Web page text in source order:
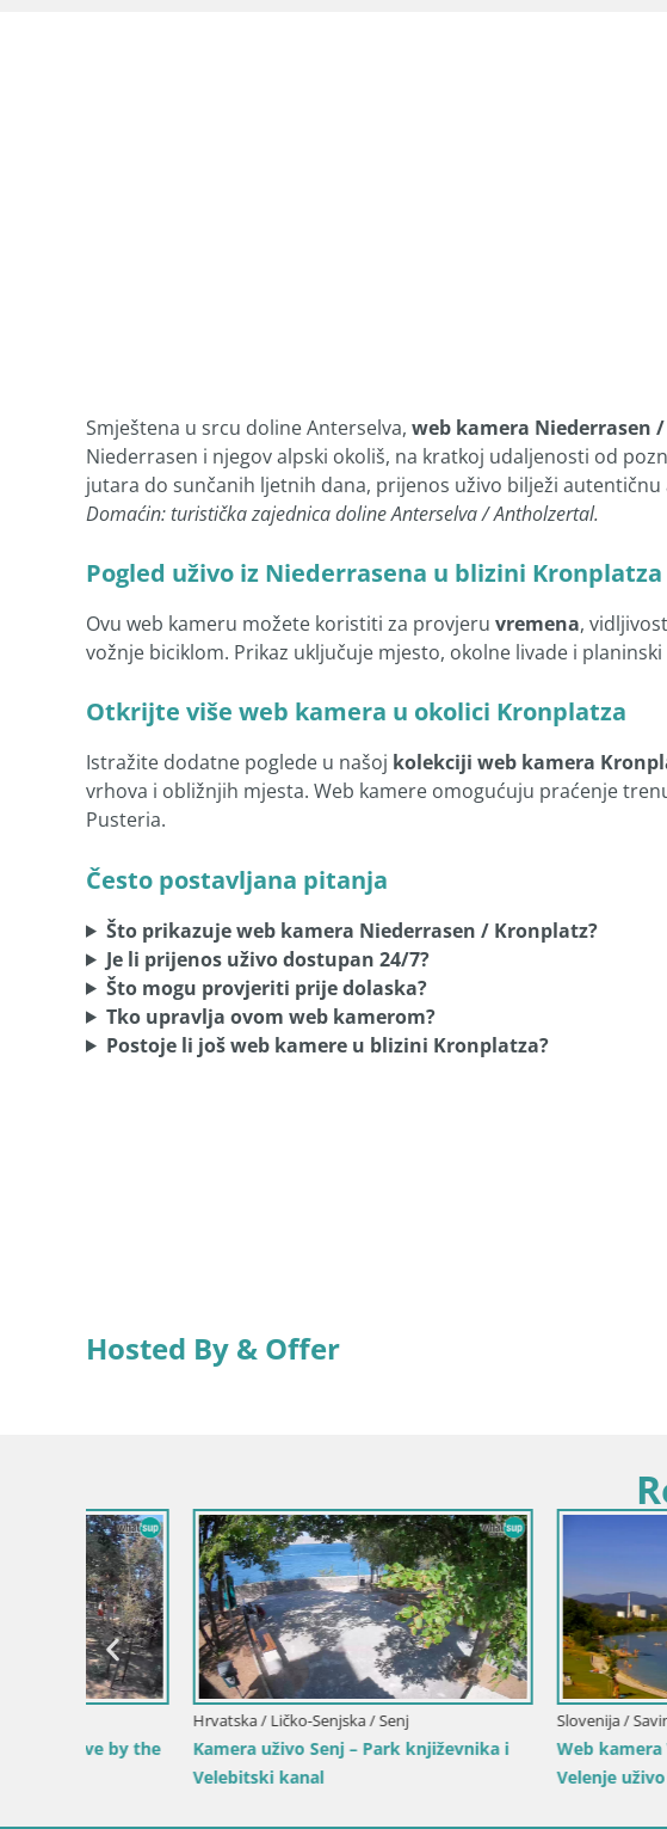
Smještena u srcu doline Anterselva, web kamera Niederrasen
Niederrasen i njegov alpski okoliš, na kratkoj udaljenosti od
jutara do sunčanih ljetnih dana, prijenos uživo bilježi
Domaćin: turistička zajednica doline Anterselva / Antholzertal.
Pogled uživo iz Niederrasena u blizini Kronplatza
Ovu web kameru možete koristiti za provjeru vremena,
vožnje biciklom. Prikaz uključuje mjesto, okolne livade i
Otkrijte više web kamera u okolici Kronplatza
Istražite dodatne poglede u našoj kolekciji web kamera
vrhova i obližnjih mjesta. Web kamere omogućuju praćenje
Pusteria.
Često postavljana pitanja
Što prikazuje web kamera Niederrasen / Kronplatz?
Je li prijenos uživo dostupan 24/7?
Što mogu provjeriti prije dolaska?
Tko upravlja ovom web kamerom?
Postoje li još web kamere u blizini Kronplatza?
Hosted By & Offer
Slovenija / Savinjska / Velenje
Web kamera Velenjsko jezero – Plaža
Velenje uživo
Hrvatska / Primorsko-
Web kamera luka Ika –
luku i svjetla Opatije